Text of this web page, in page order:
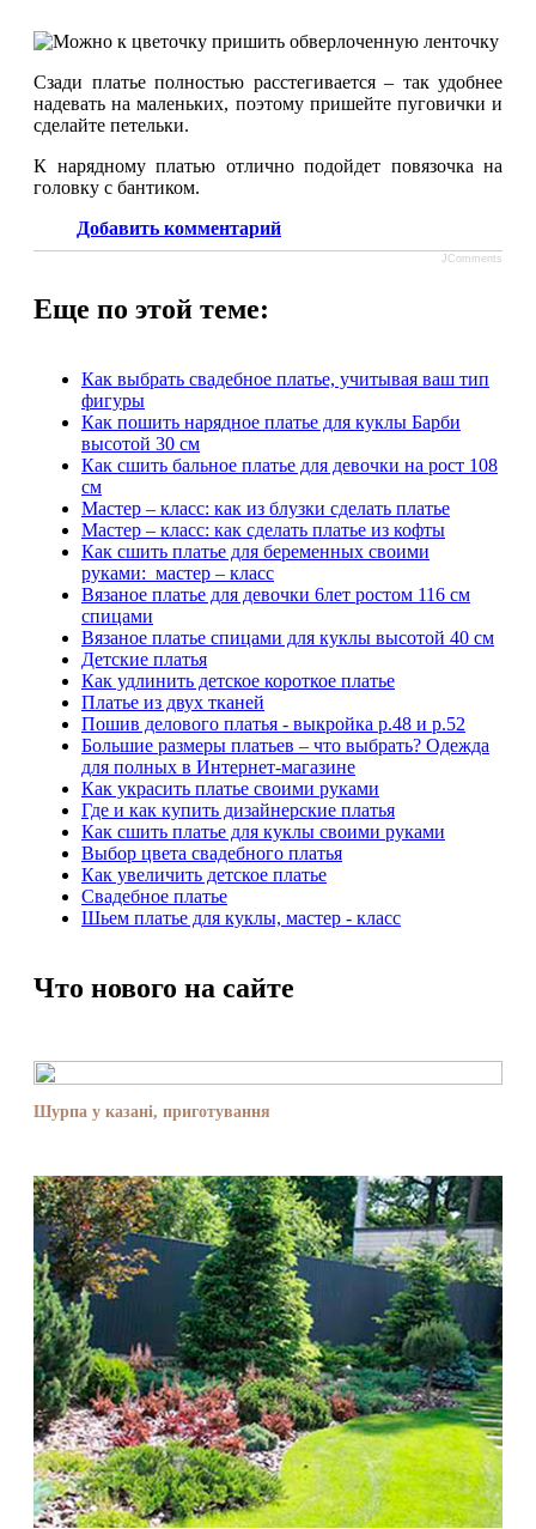
Сзади платье полностью расстегивается – так удобнее
надевать на маленьких, поэтому пришейте пуговички и
сделайте петельки.
К нарядному платью отлично подойдет повязочка на
головку с бантиком.
Добавить комментарий
JComments
Еще по этой теме:
Как выбрать свадебное платье, учитывая ваш тип
фигуры
Как пошить нарядное платье для куклы Барби
высотой 30 см
Как сшить бальное платье для девочки на рост 108
см
Мастер – класс: как из блузки сделать платье
Мастер – класс: как сделать платье из кофты
Как сшить платье для беременных своими
руками: мастер – класс
Вязаное платье для девочки 6лет ростом 116 см
спицами
Вязаное платье спицами для куклы высотой 40 см
Детские платья
Как удлинить детское короткое платье
Платье из двух тканей
Пошив делового платья - выкройка р.48 и р.52
Большие размеры платьев – что выбрать? Одежда
для полных в Интернет-магазине
Как украсить платье своими руками
Где и как купить дизайнерские платья
Как сшить платье для куклы своими руками
Выбор цвета свадебного платья
Как увеличить детское платье
Свадебное платье
Шьем платье для куклы, мастер - класс
Что нового на сайте
Шурпа у казані, приготування